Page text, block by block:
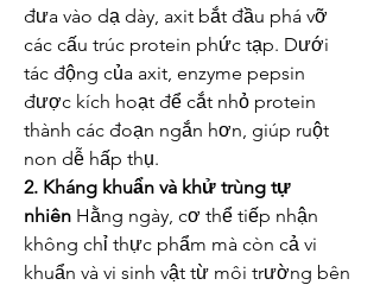
đưa vào dạ dày, axit bắt đầu phá vỡ
các cấu trúc protein phức tạp. Dưới
tác động của axit, enzyme pepsin
được kích hoạt để cắt nhỏ protein
thành các đoạn ngắn hơn, giúp ruột
non dễ hấp thụ.
2. Kháng khuẩn và khử trùng tự
nhiên Hằng ngày, cơ thể tiếp nhận
không chỉ thực phẩm mà còn cả vi
khuẩn và vi sinh vật từ môi trường bên